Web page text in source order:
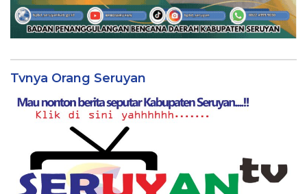
Tvnya Orang Seruyan